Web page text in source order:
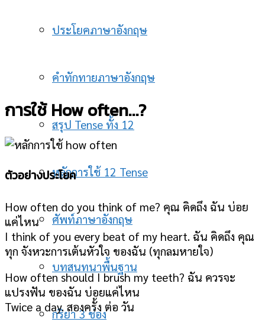
ประโยคภาษาอังกฤษ
คำทักทายภาษาอังกฤษ
สรุป Tense ทั้ง 12
หลักการใช้ 12 Tense
ศัพท์ภาษาอังกฤษ
บทสนทนาพื้นฐาน
กริยา 3 ช่อง
การใช้ How often…?
ตัวอย่างประโยค
How often do you think of me? คุณ คิดถึง ฉัน บ่อย
แค่ไหน
I think of you every beat of my heart. ฉัน คิดถึง คุณ
ทุก จังหวะการเต้นหัวใจ ของฉัน (ทุกลมหายใจ)
How often should I brush my teeth? ฉัน ควรจะ
แปรงฟัน ของฉัน บ่อยแค่ไหน
Twice a day. สองครั้ง ต่อ วัน